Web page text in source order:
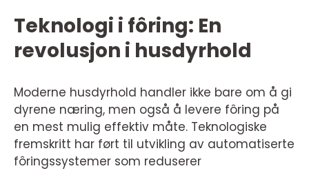
Teknologi i fôring: En
revolusjon i husdyrhold
Moderne husdyrhold handler ikke bare om å gi
dyrene næring, men også å levere fôring på
en mest mulig effektiv måte. Teknologiske
fremskritt har ført til utvikling av automatiserte
fôringssystemer som reduserer